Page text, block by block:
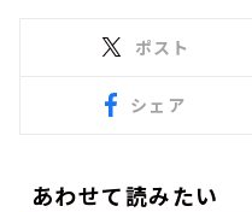
ポスト
シェア
あわせて読みたい